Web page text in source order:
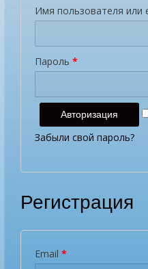
Имя пользователя или
Пароль *
Забыли свой пароль?
Регистрация
Email *